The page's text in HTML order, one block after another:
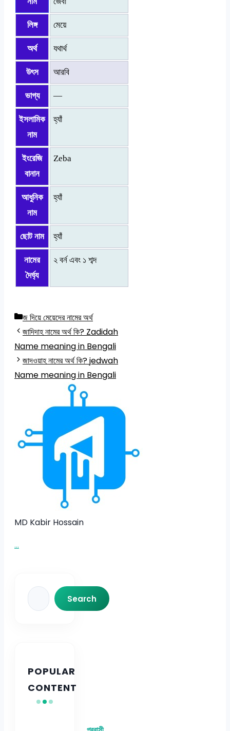
লিঙ্গ মেয়ে
অর্থ যথার্থ
উৎস আরবি
ভাগ্য —
ইসলামিক
নাম
হ্যাঁ
ইংরেজি
বানান
Zeba
আধুনিক
নাম
হ্যাঁ
ছোট নাম হ্যাঁ
নামের
দৈর্ঘ্য
২ বর্ন এবং ১ শব্দ
Categories
জ দিয়ে মেয়েদের নামের অর্থ
জাদিদাহ নামের অর্থ কি? Zadidah
Name meaning in Bengali
জাদওয়াহ নামের অর্থ কি? jedwah
Name meaning in Bengali
MD Kabir Hossain
...
Search
Search
POPULAR
CONTENT